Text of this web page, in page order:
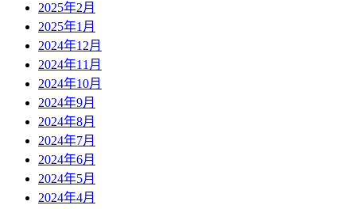
2025年2月
2025年1月
2024年12月
2024年11月
2024年10月
2024年9月
2024年8月
2024年7月
2024年6月
2024年5月
2024年4月